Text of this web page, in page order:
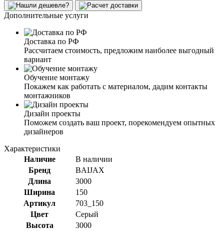
Дополнительные услуги
Доставка по РФ
Рассчитаем стоимость, предложим наиболее выгодный
вариант
Обучение монтажу
Покажем как работать с материалом, дадим контакты
монтажников
Дизайн проекты
Поможем создать ваш проект, порекомендуем опытных
дизайнеров
Характеристики
Наличие
В наличии
Бренд
BAIJAX
Длина
3000
Ширина
150
Артикул
703_150
Цвет
Серый
Высота
3000